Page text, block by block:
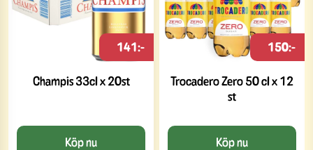
Champis 33cl x 20st
141:-
Köp nu
Trocadero Zero 50 cl x 12
st
150:-
Köp nu